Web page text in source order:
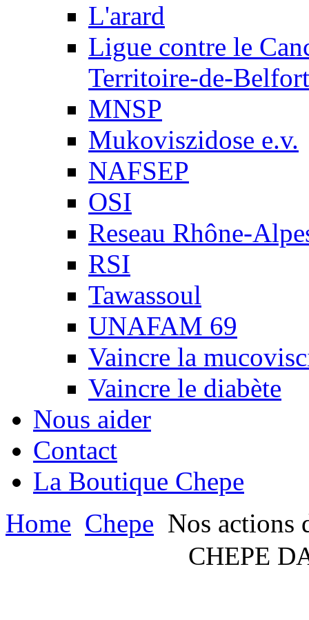
L'arard
Ligue contre le
Territoire-de-Belfort
MNSP
Mukoviszidose e.v.
NAFSEP
OSI
Reseau Rhône-
RSI
Tawassoul
UNAFAM 69
Vaincre la
Vaincre le diabète
Nous aider
Contact
La Boutique Chepe
Home Chepe Nos actions
CHEPE